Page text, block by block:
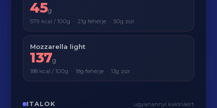
45g
579 kcal / 100g · 21g fehérje · 50g zsír
Mozzarella light
137g
188 kcal / 100g · 18g fehérje · 13g zsír
ITALOK ugyanannyi kalóriáért